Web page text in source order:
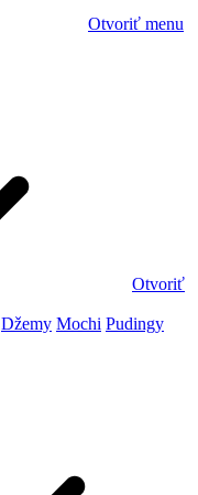
Otvoriť menu
Otvoriť
Džemy Mochi Pudingy